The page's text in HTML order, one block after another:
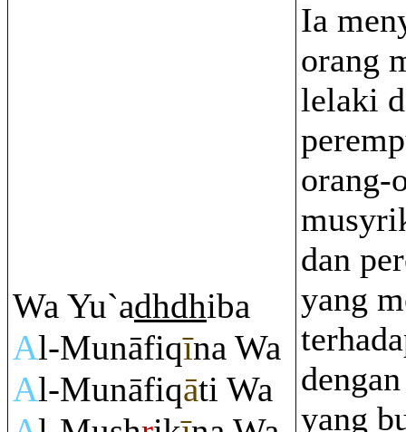
Wa Yu`adhdhiba
Al-Munāfiqīna Wa
Al-Munāfiqāti Wa
Ia
orang
lelaki
orang-
dan
yang
yang